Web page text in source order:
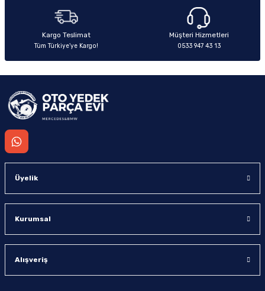
Kargo Teslimat
Tüm Türkiye’ye Kargo!
Müşteri Hizmetleri
0533 947 43 13
Üyelik
Kurumsal
Alışveriş